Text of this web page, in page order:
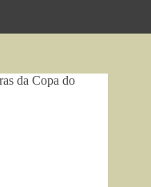
da Copa do